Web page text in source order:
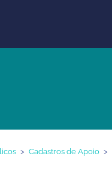
Cadastros de Apoio